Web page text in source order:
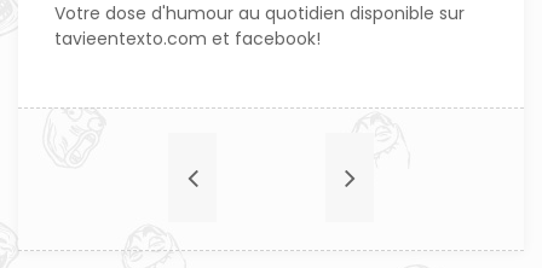
Votre dose d'humour au quotidien disponible sur
tavieentexto.com et facebook!